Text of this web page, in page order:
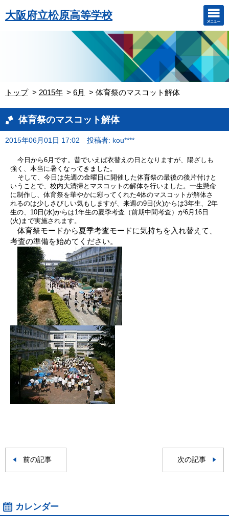
大阪府立松原高等学校
トップ 2015年 6月 体育祭のマスコット解体
体育祭のマスコット解体
2015年06月01日 17:02 投稿者: kou****
今日から6月です。昔でいえば衣替えの日となりますが、陽ざしも
強く、本当に暑くなってきました。
そして、今日は先週の金曜日に開催した体育祭の最後の後片付けと
いうことで、校内大清掃とマスコットの解体を行いました。一生懸命
に制作し、体育祭を華やかに彩ってくれた4体のマスコットが解体さ
れるのは少しさびしい気もしますが、来週の9日(火)からは3年生、 2年
生の、
10日(水)からは1年生の夏季考査（前期中間考査）が6月 16日
(火)まで実施されます。
体育祭モードから夏季考査モードに気持ちを入れ替えて、
考査の準備を始めてください。
前の記事 次の記事
カレンダー